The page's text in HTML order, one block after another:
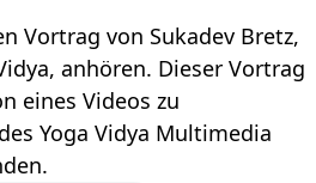
Vortrag von Sukadev Bretz,
anhören. Dieser Vortrag
eines Videos zu
Yoga Vidya Multimedia